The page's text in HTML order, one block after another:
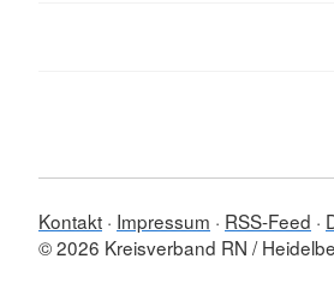
Kontakt Impressum RSS-Feed
© 2026 Kreisverband RN /